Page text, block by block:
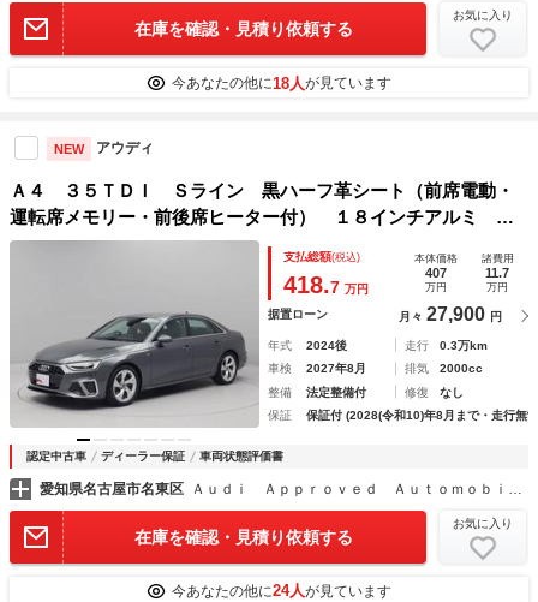
在庫を確認・見積り依頼する
お気に入り
今あなたの他に18人が見ています
NEW アウディ
Ａ４ ３５ＴＤＩ Ｓライン 黒ハーフ革シート（前席電動・
運転席メモリー・前後席ヒーター付） １８インチアルミ マ
トリクスＬＥＤヘッドライト 全周囲カメラ パークアシス
ト レーダークルコン スマホワイヤレスチャージ ナビ
支払総額(税込)
418.7 万円
本体価格
407
万円
諸費用
11.7
万円
据置ローン 月々 27,900 円
年式 2024後 走行
0.3万km
車検
2027年8月 排気
2000cc
整備
法定整備付 修復
なし
保証
保証付 (2028(令和10)年8月まで・走行無
認定中古車 ディーラー保証 車両状態評価書
愛知県名古屋市名東区 Ａｕｄｉ Ａｐｐｒｏｖｅｄ Ａｕｔｏｍｏｂｉｌｅ 名古屋インター
在庫を確認・見積り依頼する
お気に入り
今あなたの他に24人が見ています